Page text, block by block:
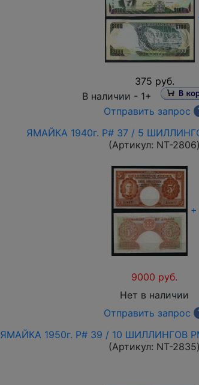
375 руб.
В наличии - 1+
Отправить запрос
ЯМАЙКА 1940г. P# 37 / 5
(Артикул: NT-2806)
+
9000 руб.
Нет в наличии
Отправить запрос
ЯМАЙКА 1950г. P# 39 / 10 ШИЛЛИНГОВ
(Артикул: NT-2835)